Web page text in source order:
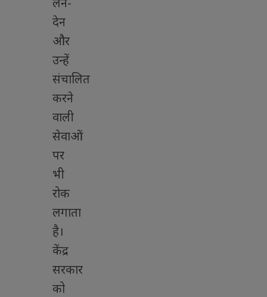
देन
और
उन्हें
संचालित
करने
वाली
सेवाओं
पर
भी
रोक
लगाता
है।
केंद्र
सरकार
को